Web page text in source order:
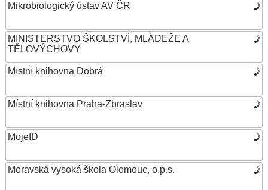
Mikrobiologický ústav AV ČR
MINISTERSTVO ŠKOLSTVÍ, MLÁDEŽE A
TĚLOVÝCHOVY
Místní knihovna Dobrá
Místní knihovna Praha-Zbraslav
MojeID
Moravská vysoká škola Olomouc, o.p.s.